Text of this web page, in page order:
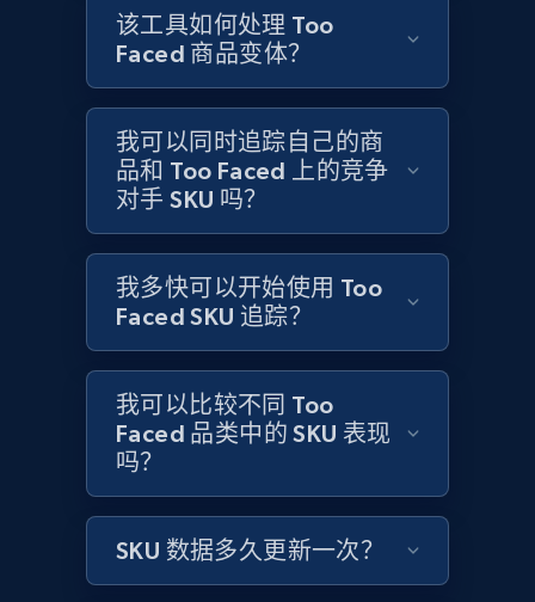
Amazon products global dataset - Collects
products by specific category URL
Title, Seller name, Brand, Description, Initial
price, Currency, Availability, Reviews count, and
2.1K+ 375+
Amazon products global dataset -
Collecting products by keyword search
Title, Seller name, Brand, Description, Initial
price, Currency, Availability, Reviews count, and
2.1K+ 375+ 立即开始
该工具如何处理 Too
Faced 商品变体？
我可以同时追踪自己的商
品和 Too Faced 上的竞争
对手 SKU 吗？
我多快可以开始使用 Too
Faced SKU 追踪？
我可以比较不同 Too
Faced 品类中的 SKU 表现
吗？
SKU 数据多久更新一次？